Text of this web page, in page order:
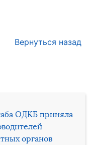
ОДКБ приняла
органов
Вернуться назад